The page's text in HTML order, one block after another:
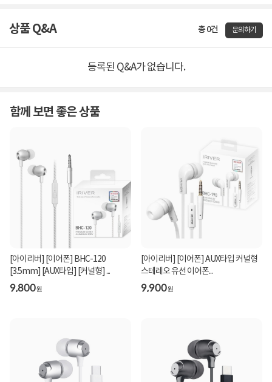
상품 Q&A 총 0건 문의하기
등록된 Q&A가 없습니다.
함께 보면 좋은 상품
[아이리버] [이어폰] BHC-120
[3.5mm] [AUX타입] [커널형] ...
9,800원
[아이리버] [이어폰] AUX타입 커널형
스테레오 유선 이어폰...
9,900원